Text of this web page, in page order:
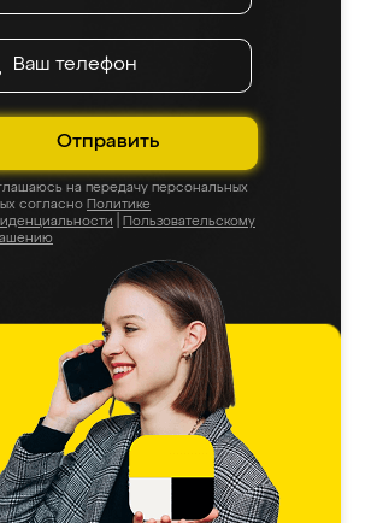
Отправить
на передачу персональных
согласно Политике
Пользовательскому